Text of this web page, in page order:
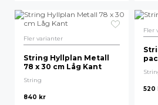
Fler varianter
String Hyllplan Metall
78 x 30 cm Låg Kant
String
840 kr
Fler
520